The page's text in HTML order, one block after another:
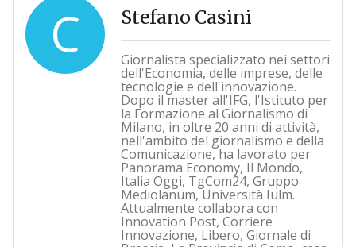
C Stefano Casini
Giornalista specializzato nei settori
dell'Economia, delle imprese, delle
tecnologie e dell'innovazione.
Dopo il master all'IFG, l'Istituto per
la Formazione al Giornalismo di
Milano, in oltre 20 anni di attività,
nell'ambito del giornalismo e della
Comunicazione, ha lavorato per
Panorama Economy, Il Mondo,
Italia Oggi, TgCom24, Gruppo
Mediolanum, Università Iulm.
Attualmente collabora con
Innovation Post, Corriere
Innovazione, Libero, Giornale di